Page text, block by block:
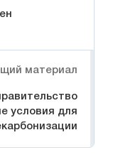
материал
условия для